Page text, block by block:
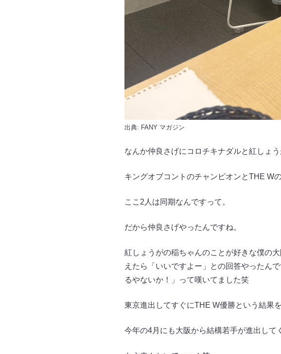
出典: FANY マガジン
なんか仲良さげにコロチキナダルと紅しょ
キングオブコントのチャンピオンとTHE W
ここ2人は同期なんですって。
だから仲良さげやったんですね。
紅しょうがの稲ちゃんのことが好きな僕の
えたら「いいですよー」との回答やったん
るやないか！」って嘆いてました笑
東京進出してすぐにTHE W優勝という結果
今年の4月にも大阪から結構若手が進出して